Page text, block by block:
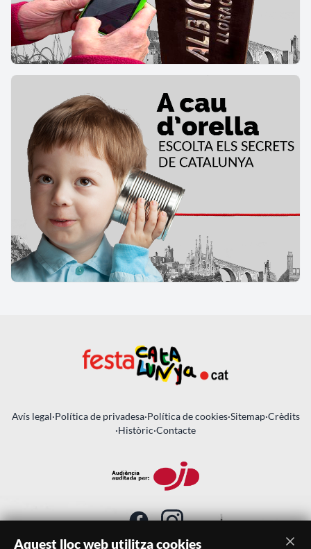
Avís legal·Política de privadesa·Política de cookies·Sitemap·Crèdits
·Històric·Contacte
Aquest lloc web utilitza cookies